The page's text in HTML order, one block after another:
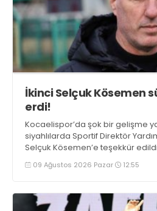
İkinci Selçuk Kösemen
erdi!
Kocaelispor’da şok bir gelişme
siyahlılarda Sportif Direktör
Selçuk Kösemen’e teşekkür
09 Ağustos 2026 Pazar 12:55